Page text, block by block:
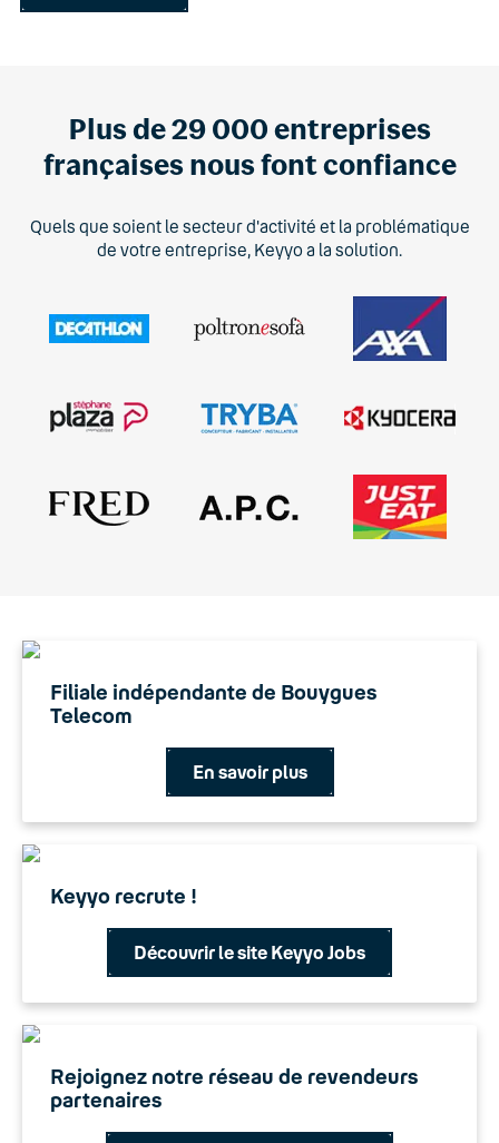
Plus de 29 000 entreprises
françaises nous font confiance
Quels que soient le secteur d'activité et la problématique
de votre entreprise, Keyyo a la solution.
Filiale indépendante de Bouygues
Telecom
En savoir plus
Keyyo recrute !
Découvrir le site Keyyo Jobs
Rejoignez notre réseau de revendeurs
partenaires